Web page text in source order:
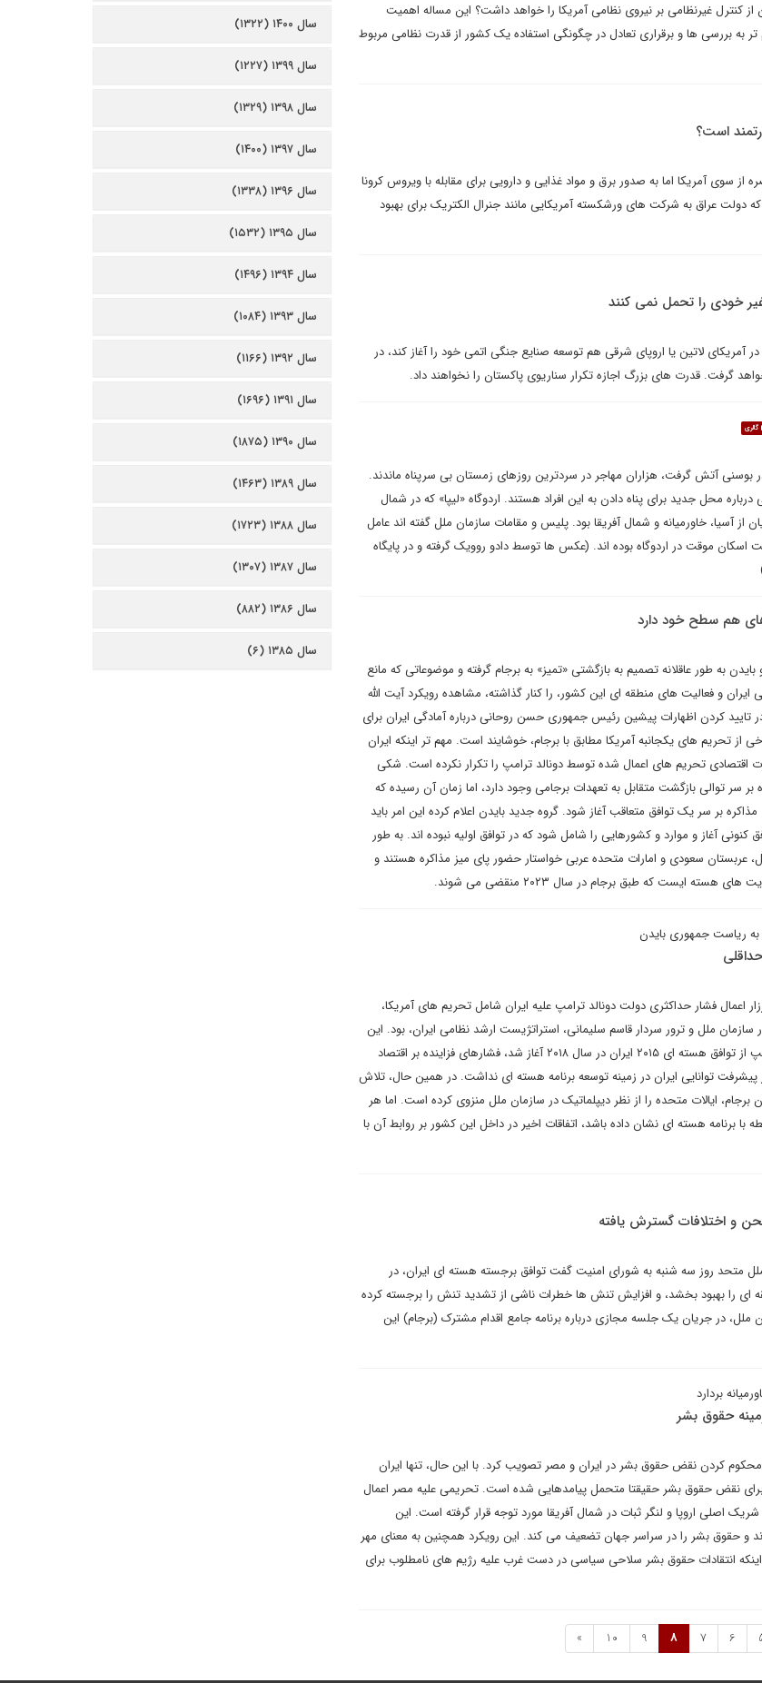
کنترل غیرنظامی بر نیروی نظامی آمریکا را خواهد داشت؟ این مساله اهمیت
تر به بررسی ها و برقراری تعادل در چگونگی استفاده یک کشور از قدرت نظامی مربوط
است؟
سوی آمریکا اما به صدور برق و مواد غذایی و دارویی برای مقابله با ویروس کرونا
دولت عراق به شرکت های ورشکسته آمریکایی مانند جنرال الکتریک برای بهبود
خودی را تحمل نمی کنند
لاتین یا اروپای شرقی هم توسعه صنایع جنگی اتمی خود را آغاز کند، در
گرفت. قدرت های بزرگ اجازه تکرار سناریوی پاکستان را نخواهند داد.
گالری
بوسنی آتش گرفت، هزاران مهاجر در سردترین روزهای زمستان بی سرپناه ماندند.
محل جدید برای پناه دادن به این افراد هستند. اردوگاه «لیپا» که در شمال
از آسیا، خاورمیانه و شمال آفریقا بود. پلیس و مقامات سازمان ملل گفته اند عامل
اسکان موقت در اردوگاه بوده اند. (عکس ها توسط دادو روویک گرفته و در پایگاه
هم سطح خود دارد
به طور عاقلانه تصمیم به بازگشتی «تمیز» به برجام گرفته و موضوعاتی که مانع
و فعالیت های منطقه ای این کشور، را کنار گذاشته، مشاهده رویکرد آیت الله
تایید کردن اظهارات پیشین رئیس جمهوری حسن روحانی درباره آمادگی ایران برای
از تحریم های یکجانبه آمریکا مطابق با برجام، خوشایند است. مهم تر اینکه ایران
اقتصادی تحریم های اعمال شده توسط دونالد ترامپ را تکرار نکرده است. شکی
سر توالی بازگشت متقابل به تعهدات برجامی وجود دارد، اما زمان آن رسیده که
مذاکره بر سر یک توافق متعاقب آغاز شود. گروه جدید بایدن اعلام کرده این امر باید
کنونی آغاز و موارد و کشورهایی را شامل شود که در توافق اولیه نبوده اند. به طور
عربستان سعودی و امارات متحده عربی خواستار حضور پای میز مذاکره هستند و
ایست که طبق برجام در سال ۲۰۲۳ منقضی می شوند.
به ریاست جمهوری بایدن
سال ۲۰۲۰ تشدید کارزار اعمال فشار حداکثری دولت دونالد ترامپ علیه ایران شامل تحریم های آمریکا،
ملل و ترور سردار قاسم سلیمانی، استراتژیست ارشد نظامی ایران، بود. این
کارزار که پس از خروج رئیس جمهوری ترامپ از توافق هسته ای ۲۰۱۵ ایران در سال ۲۰۱۸ آغاز شد، فشارهای فزاینده بر اقتصاد
پیشرفت توانایی ایران در زمینه توسعه برنامه هسته ای نداشت. در همین حال، تلاش
ایالات متحده را از نظر دیپلماتیک در سازمان ملل منزوی کرده است. اما هر
با برنامه هسته ای نشان داده باشد، اتفاقات اخیر در داخل این کشور بر روابط آن با
و اختلافات گسترش یافته
متحد روز سه شنبه به شورای امنیت گفت توافق برجسته هسته ای ایران، در
ای را بهبود بخشد، و افزایش تنش ها خطرات ناشی از تشدید تنش را برجسته کرده
ملل، در جریان یک جلسه مجازی درباره برنامه جامع اقدام مشترک (برجام) این
بردارد
حقوق بشر
هایی را در محکوم کردن نقض حقوق بشر در ایران و مصر تصویب کرد. با این حال، تنها ایران
برای نقض حقوق بشر حقیقتا متحمل پیامدهایی شده است. تحریمی علیه مصر اعمال
اصلی اروپا و لنگر ثبات در شمال آفریقا مورد توجه قرار گرفته است. این
و حقوق بشر را در سراسر جهان تضعیف می کند. این رویکرد همچنین به معنای مهر
اینکه انتقادات حقوق بشر سلاحی سیاسی در دست غرب علیه رژیم های نامطلوب برای
6
7
8
9
10
»
سال ۱۴۰۰ (۱۳۲۲)
سال ۱۳۹۹ (۱۲۲۷)
سال ۱۳۹۸ (۱۳۲۹)
سال ۱۳۹۷ (۱۴۰۰)
سال ۱۳۹۶ (۱۳۳۸)
سال ۱۳۹۵ (۱۵۳۲)
سال ۱۳۹۴ (۱۴۹۶)
سال ۱۳۹۳ (۱۰۸۴)
سال ۱۳۹۲ (۱۱۶۶)
سال ۱۳۹۱ (۱۶۹۶)
سال ۱۳۹۰ (۱۸۷۵)
سال ۱۳۸۹ (۱۴۶۳)
سال ۱۳۸۸ (۱۷۲۳)
سال ۱۳۸۷ (۱۳۰۷)
سال ۱۳۸۶ (۸۸۲)
سال ۱۳۸۵ (۶)